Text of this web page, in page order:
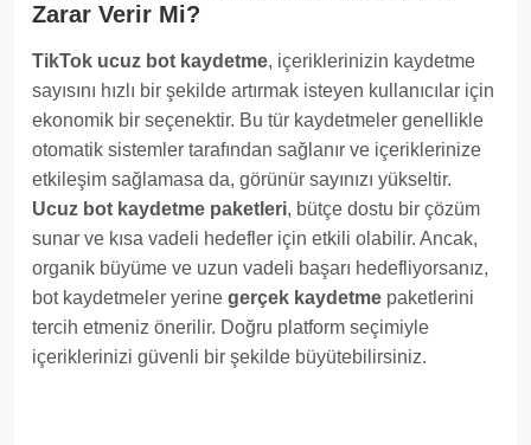
Zarar Verir Mi?
TikTok ucuz bot kaydetme, içeriklerinizin kaydetme
sayısını hızlı bir şekilde artırmak isteyen kullanıcılar için
ekonomik bir seçenektir. Bu tür kaydetmeler genellikle
otomatik sistemler tarafından sağlanır ve içeriklerinize
etkileşim sağlamasa da, görünür sayınızı yükseltir.
Ucuz bot kaydetme paketleri, bütçe dostu bir çözüm
sunar ve kısa vadeli hedefler için etkili olabilir. Ancak,
organik büyüme ve uzun vadeli başarı hedefliyorsanız,
bot kaydetmeler yerine gerçek kaydetme paketlerini
tercih etmeniz önerilir. Doğru platform seçimiyle
içeriklerinizi güvenli bir şekilde büyütebilirsiniz.